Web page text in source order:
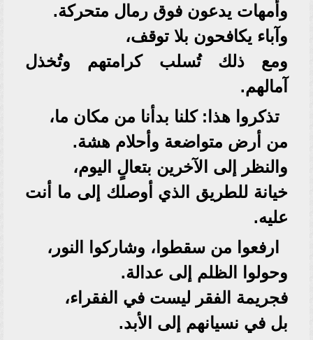
وأمهات يدعون فوق رمال متحركة.
وآباء يكافحون بلا توقف،
ومع ذلك تُسلب كرامتهم وتُخذل
آمالهم.
تذكروا هذا: كلنا بدأنا من مكان ما،
من أرض متواضعة وأحلام هشة.
والنظر إلى الآخرين بتعالٍ اليوم،
خيانة للطريق الذي أوصلك إلى ما أنت
عليه.
ارفعوا من سقطوا، وشاركوا النور،
وحولوا الظلم إلى عدالة.
فجريمة الفقر ليست في الفقراء،
بل في نسيانهم إلى الأبد.